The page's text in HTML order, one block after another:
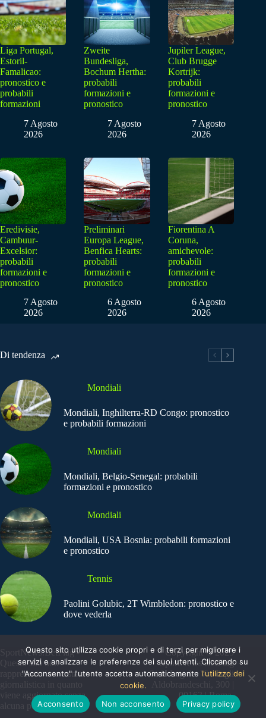
Liga Portugal,
Estoril-
Famalicao:
pronostico e
probabili
formazioni
7 Agosto
2026
Zweite
Bundesliga,
Bochum Hertha:
probabili
formazioni e
pronostico
7 Agosto
2026
Jupiler League,
Club Brugge
Kortrijk:
probabili
formazioni e
pronostico
7 Agosto
2026
Eredivisie,
Cambuur-
Excelsior:
probabili
formazioni e
pronostico
7 Agosto
2026
Preliminari
Europa League,
Benfica Hearts:
probabili
formazioni e
pronostico
6 Agosto
2026
Fiorentina A
Coruna,
amichevole:
probabili
formazioni e
pronostico
6 Agosto
2026
Di tendenza
Mondiali
Mondiali, Inghilterra-RD Congo: pronostico
e probabili formazioni
Mondiali
Mondiali, Belgio-Senegal: probabili
formazioni e pronostico
Mondiali
Mondiali, USA Bosnia: probabili formazioni
e pronostico
Tennis
Paolini Golubic, 2T Wimbledon: pronostico e
dove vederla
SportNews.BetFlag -
Questo sito non
rappresenta una testata
giornalistica in quanto
viene aggiornato senza
alcuna periodicità
Copyright © 2025
SportNews BetFlag
Sede Legale: Via degli
Aldobrandeschi, 300 |
00163 | Roma
Questo sito utilizza cookie propri e di terzi per migliorare i
servizi e analizzare le preferenze dei suoi utenti. Cliccando su
"Acconsento" l'utente accetta automaticamente l'utilizzo dei
cookie.
Acconsento
Non acconsento Privacy policy